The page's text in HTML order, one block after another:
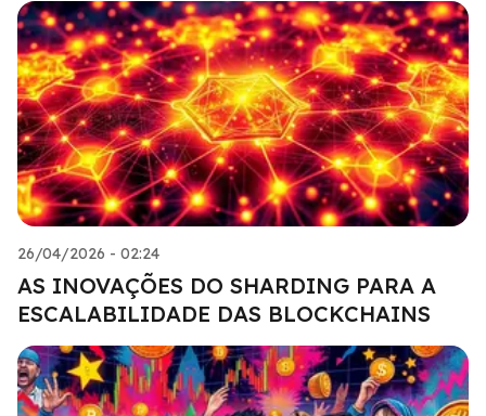
26/04/2026 - 02:24
AS INOVAÇÕES DO SHARDING PARA A
ESCALABILIDADE DAS BLOCKCHAINS